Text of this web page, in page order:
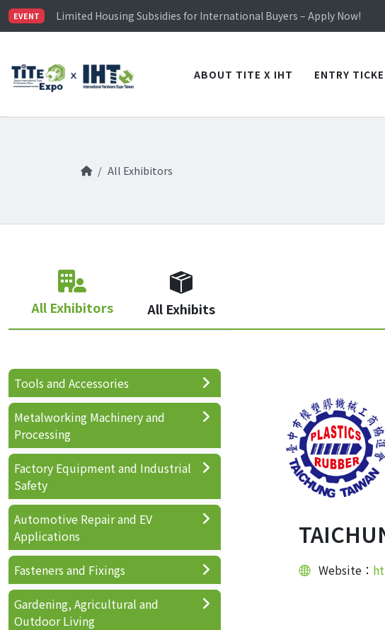
EVENT
Limited Housing Subsidies for International Buyers – Apply Now!
Visitor Registration is Officially Open~
Limited Housing Subsidies for International Buyers – Apply Now!
ABOUT TITE X IHT ENTRY
All Exhibitors
All Exhibitors All Exhibits
Website：
Tools and Accessories
Metalworking Machinery and
Processing
Factory Equipment and Industrial
Safety
Automotive Repair and EV
Applications
Fasteners and Fixings
Gardening, Agricultural and
Outdoor Living